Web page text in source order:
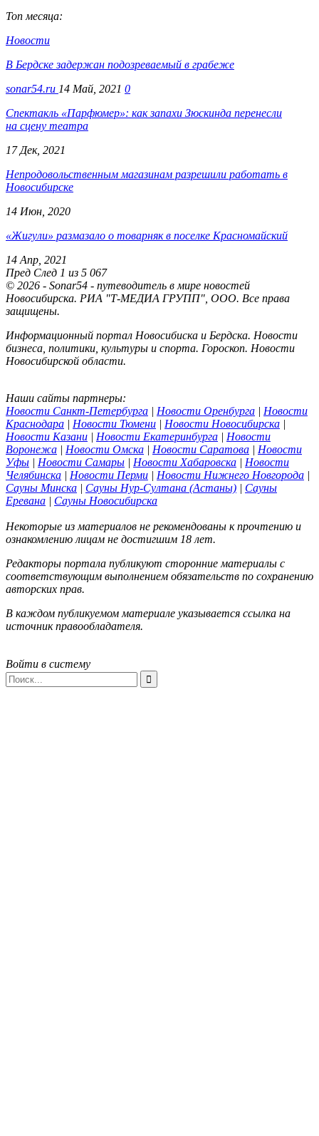
Топ месяца:
Новости
В Бердске задержан подозреваемый в грабеже
sonar54.ru 14 Май, 2021 0
Спектакль «Парфюмер»: как запахи Зюскинда перенесли
на сцену театра
17 Дек, 2021
Непродовольственным магазинам разрешили работать в
Новосибирске
14 Июн, 2020
«Жигули» размазало о товарняк в поселке Красномайский
14 Апр, 2021
Пред След 1 из 5 067
© 2026 - Sonar54 - путеводитель в мире новостей
Новосибирска. РИА "Т-МЕДИА ГРУПП", ООО. Все права
защищены.
Информационный портал Новосибиска и Бердска. Новости
бизнеса, политики, культуры и спорта. Гороскоп. Новости
Новосибирской области.
Наши сайты партнеры:
Новости Санкт-Петербурга | Новости Оренбурга | Новости
Краснодара | Новости Тюмени | Новости Новосибирска |
Новости Казани | Новости Екатеринбурга | Новости
Воронежа | Новости Омска | Новости Саратова | Новости
Уфы | Новости Самары | Новости Хабаровска | Новости
Челябинска | Новости Перми | Новости Нижнего Новгорода |
Сауны Минска | Сауны Нур-Султана (Астаны) | Сауны
Еревана | Сауны Новосибирска
Некоторые из материалов не рекомендованы к прочтению и
ознакомлению лицам не достигшим 18 лет.
Редакторы портала публикуют сторонние материалы с
соответствующим выполнением обязательств по сохранению
авторских прав.
В каждом публикуемом материале указывается ссылка на
источник правообладателя.
Войти в систему